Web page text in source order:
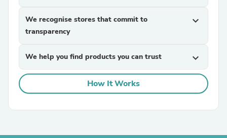
We recognise stores that commit to
transparency
expand_more
We help you find products you can trust expand_more
How It Works